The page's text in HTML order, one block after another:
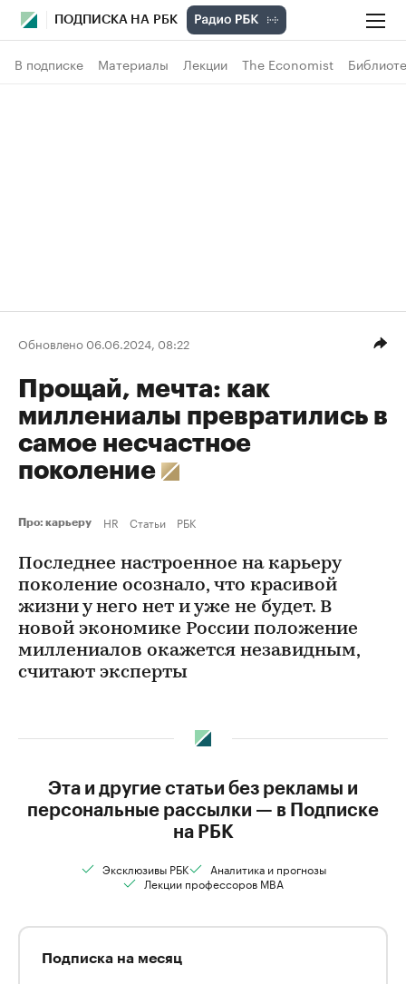
ПОДПИСКА НА РБК
В подписке Материалы Лекции The Economist
Обновлено 06.06.2024, 08:22
Прощай, мечта: как
миллениалы превратились в
самое несчастное
поколение
Про: карьеру HR Статьи РБК
Последнее настроенное на карьеру
поколение осознало, что красивой
жизни у него нет и уже не будет. В
новой экономике России положение
миллениалов окажется незавидным,
считают эксперты
Эта и другие статьи без рекламы и
персональные рассылки — в Подписке
на РБК
Эксклюзивы РБК
Аналитика и прогнозы
Лекции профессоров MBA
Подписка на месяц